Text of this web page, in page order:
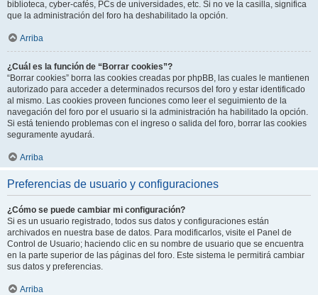
biblioteca, cyber-cafés, PCs de universidades, etc. Si no ve la casilla, significa
que la administración del foro ha deshabilitado la opción.
Arriba
¿Cuál es la función de “Borrar cookies”?
“Borrar cookies” borra las cookies creadas por phpBB, las cuales le mantienen
autorizado para acceder a determinados recursos del foro y estar identificado
al mismo. Las cookies proveen funciones como leer el seguimiento de la
navegación del foro por el usuario si la administración ha habilitado la opción.
Si está teniendo problemas con el ingreso o salida del foro, borrar las cookies
seguramente ayudará.
Arriba
Preferencias de usuario y configuraciones
¿Cómo se puede cambiar mi configuración?
Si es un usuario registrado, todos sus datos y configuraciones están
archivados en nuestra base de datos. Para modificarlos, visite el Panel de
Control de Usuario; haciendo clic en su nombre de usuario que se encuentra
en la parte superior de las páginas del foro. Este sistema le permitirá cambiar
sus datos y preferencias.
Arriba